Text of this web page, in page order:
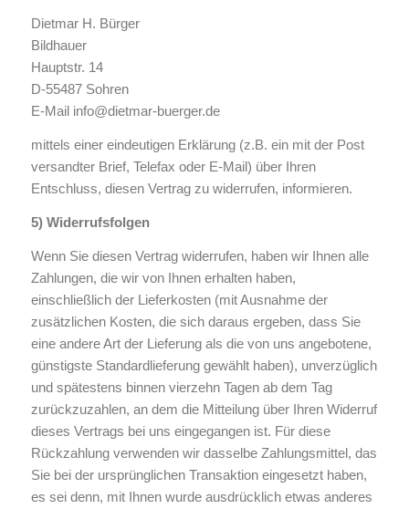
Dietmar H. Bürger
Bildhauer
Hauptstr. 14
D-55487 Sohren
E-Mail info@dietmar-buerger.de
mittels einer eindeutigen Erklärung (z.B. ein mit der Post
versandter Brief, Telefax oder E-Mail) über Ihren
Entschluss, diesen Vertrag zu widerrufen, informieren.
5) Widerrufsfolgen
Wenn Sie diesen Vertrag widerrufen, haben wir Ihnen alle
Zahlungen, die wir von Ihnen erhalten haben,
einschließlich der Lieferkosten (mit Ausnahme der
zusätzlichen Kosten, die sich daraus ergeben, dass Sie
eine andere Art der Lieferung als die von uns angebotene,
günstigste Standardlieferung gewählt haben), unverzüglich
und spätestens binnen vierzehn Tagen ab dem Tag
zurückzuzahlen, an dem die Mitteilung über Ihren Widerruf
dieses Vertrags bei uns eingegangen ist. Für diese
Rückzahlung verwenden wir dasselbe Zahlungsmittel, das
Sie bei der ursprünglichen Transaktion eingesetzt haben,
es sei denn, mit Ihnen wurde ausdrücklich etwas anderes